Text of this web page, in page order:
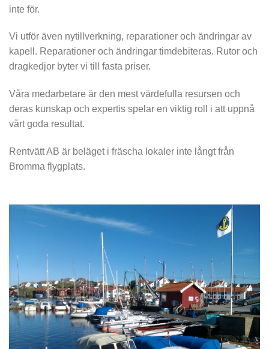
inte för.
Vi utför även nytillverkning, reparationer och ändringar av
kapell. Reparationer och ändringar timdebiteras. Rutor och
dragkedjor byter vi till fasta priser.
Våra medarbetare är den mest värdefulla resursen och
deras kunskap och expertis spelar en viktig roll i att uppnå
vårt goda resultat.
Rentvätt AB är beläget i fräscha lokaler inte långt från
Bromma flygplats.